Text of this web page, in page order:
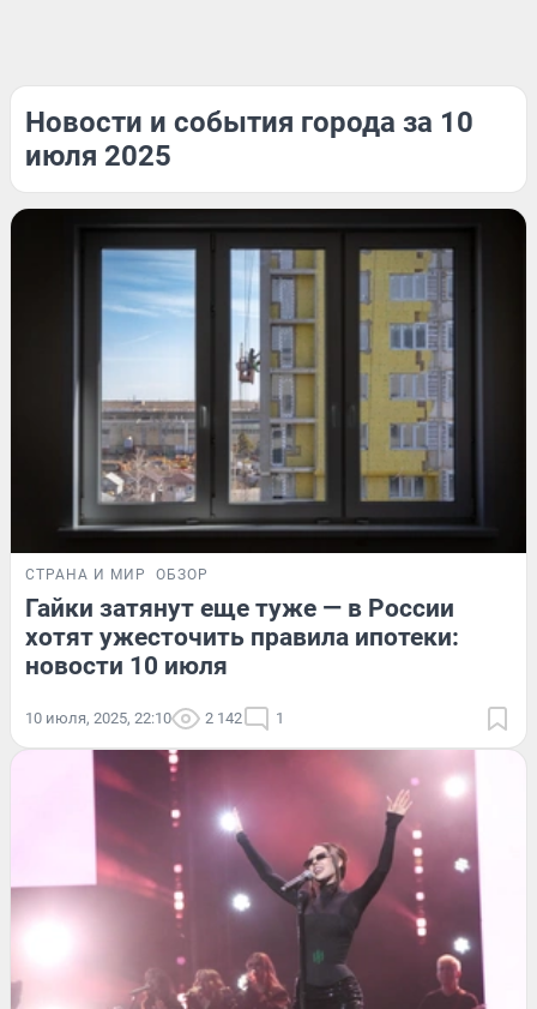
Новости и события города за 10
июля 2025
СТРАНА И МИР ОБЗОР
Гайки затянут еще туже — в России
хотят ужесточить правила ипотеки:
новости 10 июля
10 июля, 2025, 22:10 2 142 1